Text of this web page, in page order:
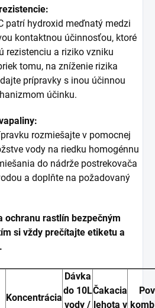
patrí hydroxid meďnatý medzi
kontaktnou účinnosťou, ktoré
rezistenciu a riziko vzniku
tomu, na zníženie rizika
prípravky s inou účinnou
účinku.
rozmiešajte v pomocnej
vody na riedku homogénnu
do nádrže postrekovača
a doplňte na požadovaný
ochranu rastlín bezpečným
si vždy prečítajte etiketu a
Koncentrácia
Dávka
do 10L
vody /
Čakacia
lehota v